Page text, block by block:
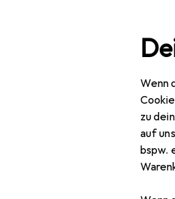
Wenn
zu
auf
bspw.
Navigation nach Kategorien
Elektrowerkzeug